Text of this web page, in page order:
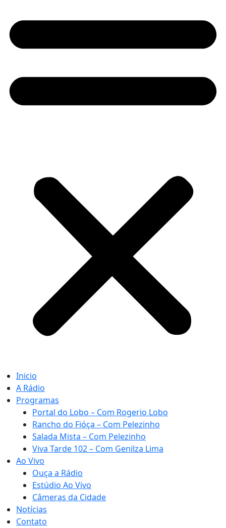
Inicio
A Rádio
Programas
Portal do Lobo – Com Rogerio Lobo
Rancho do Fióça – Com Pelezinho
Salada Mista – Com Pelezinho
Viva Tarde 102 – Com Genilza Lima
Ao Vivo
Ouça a Rádio
Estúdio Ao Vivo
Câmeras da Cidade
Notícias
Contato